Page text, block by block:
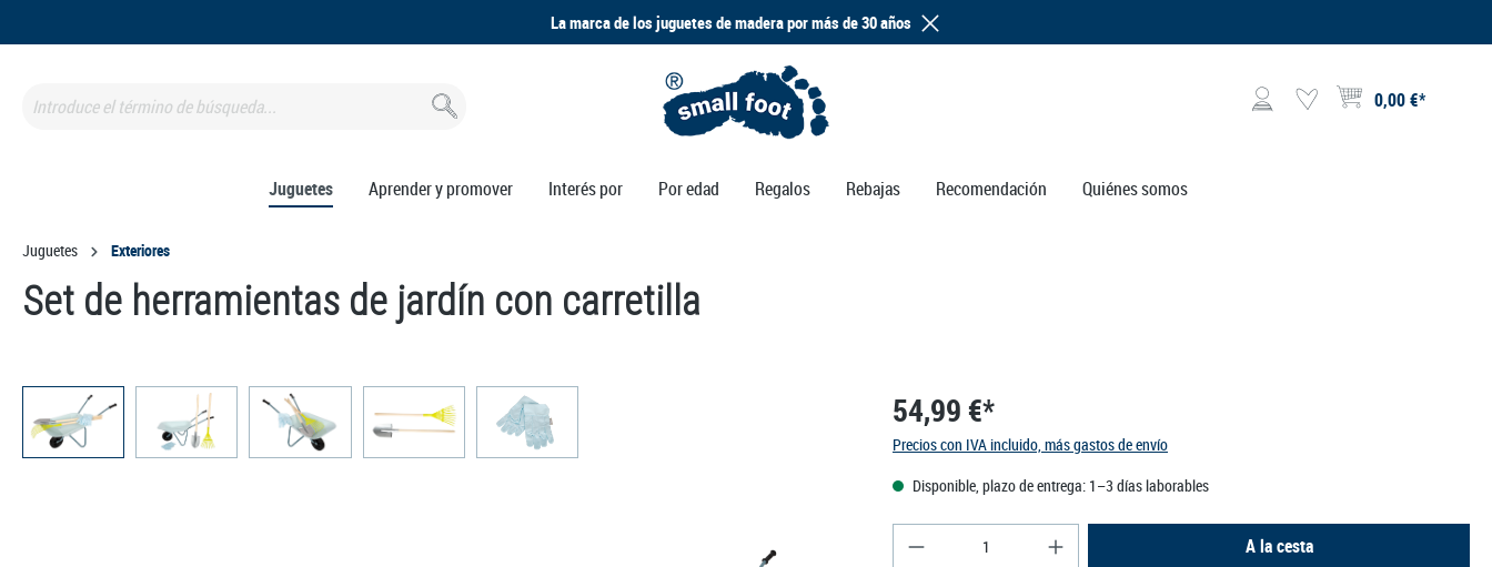
La marca de los juguetes de madera por más de 30 años
0,00 €*
El carrito de compras
Juguetes Aprender y promover Interés por Por edad Regalos Rebajas Recomendación Quiénes somos
Juguetes Exteriores
Set de herramientas de jardín con carretilla
Omitir galería de imágenes 54,99 €*
Precios con IVA incluido, más gastos de envío
Disponible, plazo de entrega: 1–3 días laborables
Cantidad del producto: introduce la cantidad deseada o
A la cesta